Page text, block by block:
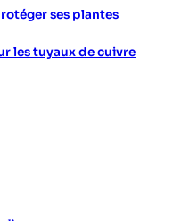
ses plantes
les tuyaux de cuivre